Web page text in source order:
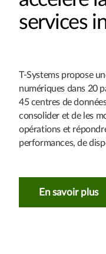
services
T‑Systems propose
numériques dans 20
45 centres de
consolider et de les
opérations et
performances, de
En savoir plus